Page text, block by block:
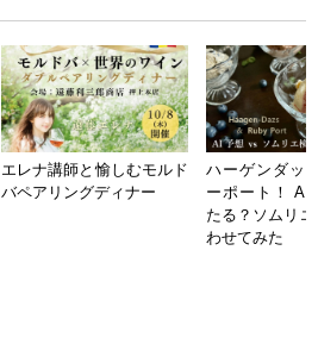
エレナ講師と愉しむモルド
バペアリングディナー
ハーゲンダッ
ーポート！ AI
たる？ソムリ
わせてみた